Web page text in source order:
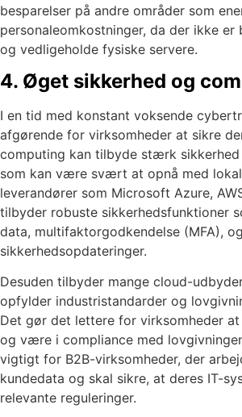
besparelser på andre områder som
personaleomkostninger, da der ikke
og vedligeholde fysiske servere.
4. Øget sikkerhed og
I en tid med konstant voksende
afgørende for virksomheder at sikre
computing kan tilbyde stærk sikkerhed
som kan være svært at opnå med
leverandører som Microsoft Azure,
tilbyder robuste sikkerhedsfunktioner
data, multifaktorgodkendelse (MFA),
sikkerhedsopdateringer.
Desuden tilbyder mange cloud-
opfylder industristandarder og
Det gør det lettere for virksomheder
og være i compliance med
vigtigt for B2B-virksomheder, der
kundedata og skal sikre, at deres IT-
relevante reguleringer.